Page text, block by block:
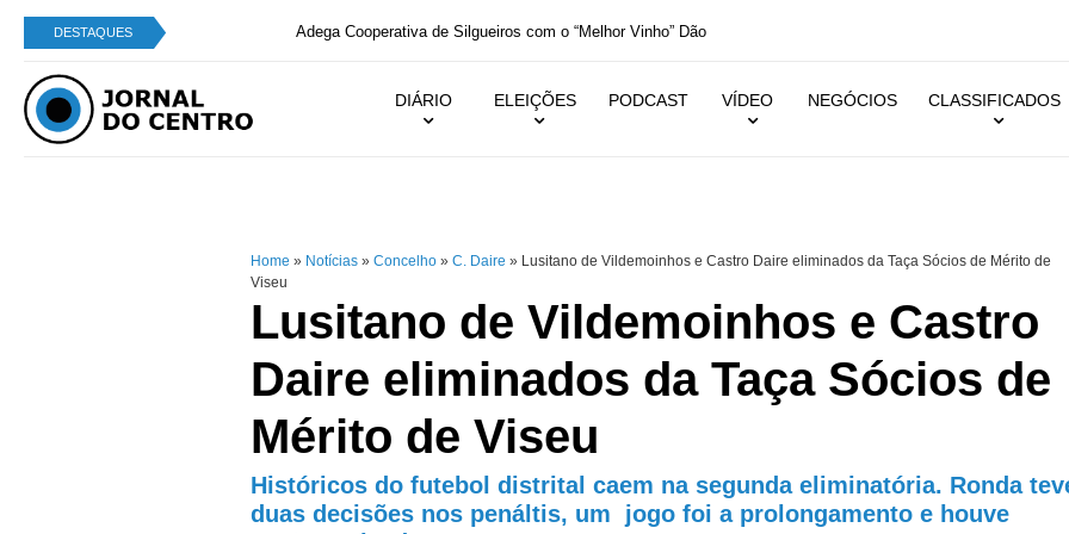
DESTAQUES Adega Cooperativa de Silgueiros com o “Melhor Vinho” Dão
DIÁRIO ELEIÇÕES PODCAST VÍDEO NEGÓCIOS CLASSIFICADOS
Home » Notícias » Concelho » C. Daire » Lusitano de Vildemoinhos e Castro Daire eliminados da Taça Sócios de Mérito de
Viseu
Lusitano de Vildemoinhos e Castro
Daire eliminados da Taça Sócios de
Mérito de Viseu
Históricos do futebol distrital caem na segunda eliminatória. Ronda
duas decisões nos penáltis, um jogo foi a prolongamento e houve